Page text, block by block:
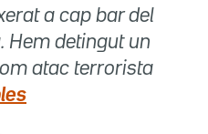
a cap bar del
Hem detingut un
atac terrorista